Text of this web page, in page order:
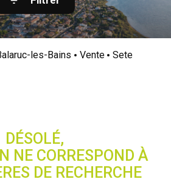
les-Bains Vente
Sete
DÉSOLÉ,
NE CORRESPOND À
DE RECHERCHE